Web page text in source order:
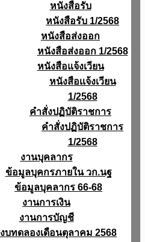
หนังสือรับ
หนังสือรับ 1/2568
หนังสือส่งออก
หนังสือส่งออก 1/2568
หนังสือแจ้งเวียน
หนังสือเเจ้งเวียน
1/2568
คำสั่งปฏิบัติราชการ
คำสั่งปฏิบัติราชการ
1/2568
งานบุคลากร
ข้อมูลบุคกรภายใน วก.นฐ
ข้อมูลบุคลากร 66-68
งานการเงิน
งานการบัญชี
งบทดลองเดือนตุลาคม 2568